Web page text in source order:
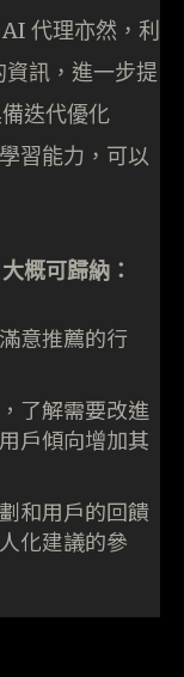
代理亦然，利
訊，進一步提
迭代優化
習能力，可以
概可歸納：
意推薦的行
了解需要改進
戶傾向增加其
和用戶的回饋
化建議的參